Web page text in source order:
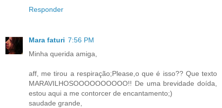
Responder
Mara faturi 7:56 PM
Minha querida amiga,
aff, me tirou a respiração;Please,o que é isso?? Que texto
MARAVILHOSOOOOOOOOOO!! De uma brevidade doída,
estou aqui a me contorcer de encantamento;)
saudade grande,